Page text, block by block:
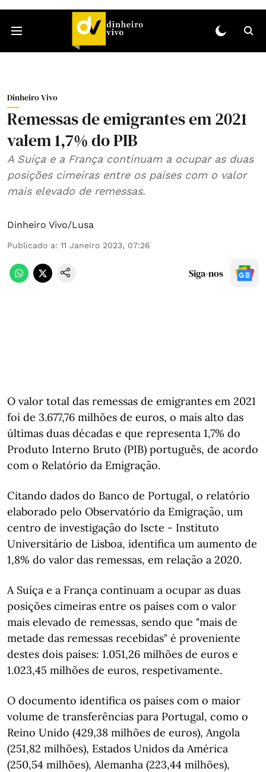
Dinheiro Vivo
Remessas de emigrantes em 2021
valem 1,7% do PIB
A Suíça e a França continuam a ocupar as duas
posições cimeiras entre os países com o valor
mais elevado de remessas.
Dinheiro Vivo/Lusa
Publicado a: 11 Janeiro 2023, 07:26
Siga-nos
O valor total das remessas de emigrantes em 2021
foi de 3.677,76 milhões de euros, o mais alto das
últimas duas décadas e que representa 1,7% do
Produto Interno Bruto (PIB) português, de acordo
com o Relatório da Emigração.
Citando dados do Banco de Portugal, o relatório
elaborado pelo Observatório da Emigração, um
centro de investigação do Iscte - Instituto
Universitário de Lisboa, identifica um aumento de
1,8% do valor das remessas, em relação a 2020.
A Suíça e a França continuam a ocupar as duas
posições cimeiras entre os países com o valor
mais elevado de remessas, sendo que "mais de
metade das remessas recebidas" é proveniente
destes dois países: 1.051,26 milhões de euros e
1.023,45 milhões de euros, respetivamente.
O documento identifica os países com o maior
volume de transferências para Portugal, como o
Reino Unido (429,38 milhões de euros), Angola
(251,82 milhões), Estados Unidos da América
(250,54 milhões), Alemanha (223,44 milhões),